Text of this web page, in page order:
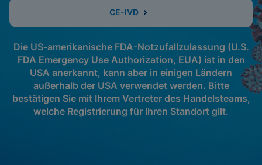
CE-IVD
Die US-amerikanische FDA-Notzufallzulassung (U.S.
FDA Emergency Use Authorization, EUA) ist in den
USA anerkannt, kann aber in einigen Ländern
außerhalb der USA verwendet werden. Bitte
bestätigen Sie mit Ihrem Vertreter des Handelsteams,
welche Registrierung für Ihren Standort gilt.